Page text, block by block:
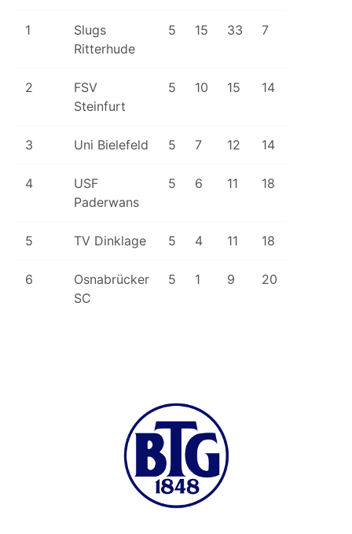
1
Slugs
Ritterhude
5 15 33 7
2
FSV
Steinfurt
5 10 15 14
3 Uni Bielefeld 5 7 12 14
4
USF
Paderwans
5 6 11 18
5 TV Dinklage 5 4 11 18
6
Osnabrücker
SC
5 1 9 20